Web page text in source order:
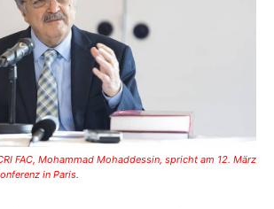
FAC, Mohammad Mohaddessin, spricht am 12. März
in Paris.